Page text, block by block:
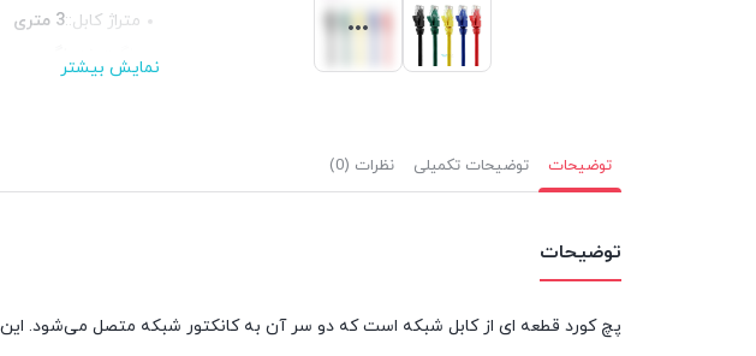
متراژ کابل::3 متری
رنگ::
چند رنگ
نمایش بیشتر
توضیحات توضیحات تکمیلی نظرات (0)
توضیحات
پچ کورد قطعه ای از کابل شبکه است که دو سر آن به کانکتور شبکه متصل می‌شود. این